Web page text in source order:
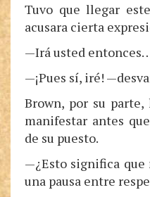
Tuvo que llegar
acusara cierta
—Irá usted
—¡Pues sí, iré!
Brown, por su
manifestar antes
de su puesto.
—¿Esto significa
una pausa entre